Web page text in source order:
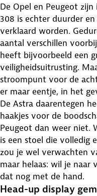
De Opel en Peugeot
308 is echter duurder
verklaard worden.
aantal verschillen
heeft bijvoorbeeld een
veiligheidsuitrusting.
stroompunt voor de
er maar eentje, in het
De Astra daarentegen
haakjes voor de
Peugeot dan weer niet.
is een stoel die volledig
zou je wel verwachten
maar helaas: wil je
dat nog met de hand.
Head-up display